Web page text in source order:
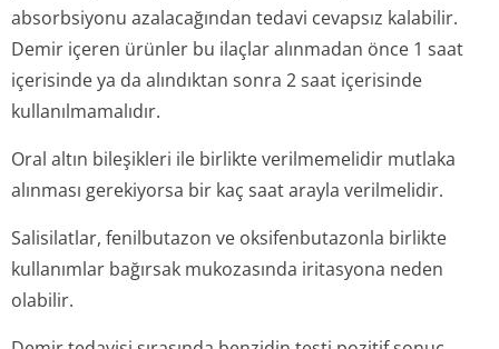
absorbsiyonu azalacağından tedavi cevapsız kalabilir.
Demir içeren ürünler bu ilaçlar alınmadan önce 1 saat
içerisinde ya da alındıktan sonra 2 saat içerisinde
kullanılmamalıdır.
Oral altın bileşikleri ile birlikte verilmemelidir mutlaka
alınması gerekiyorsa bir kaç saat arayla verilmelidir.
Salisilatlar, fenilbutazon ve oksifenbutazonla birlikte
kullanımlar bağırsak mukozasında iritasyona neden
olabilir.